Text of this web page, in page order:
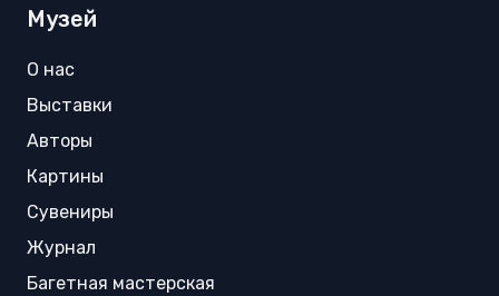
Музей
О нас
Выставки
Авторы
Картины
Сувениры
Журнал
Багетная мастерская